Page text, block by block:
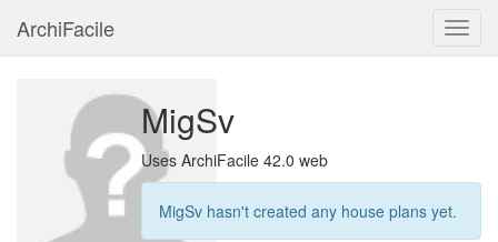
ArchiFacile
MigSv
Uses ArchiFacile 42.0 web
MigSv hasn't created any house plans yet.